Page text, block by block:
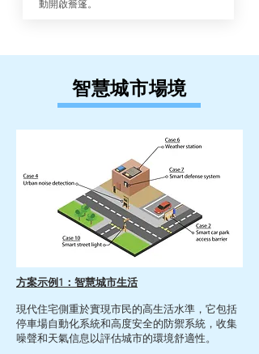
動開啟簷篷。
智慧城市場境
方案示例1：智慧城市生活
現代住宅側重於實現市民的高生活水準，它包括
停車場自動化系統和高度安全的防禦系統，收集
噪聲和天氣信息以評估城市的環境舒適性。